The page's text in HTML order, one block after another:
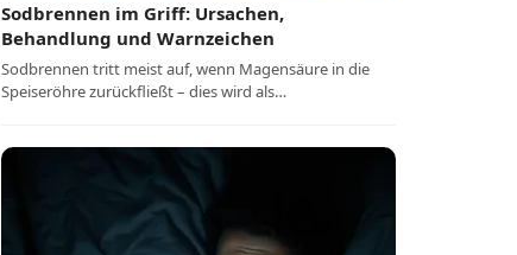
Sodbrennen im Griff: Ursachen,
Behandlung und Warnzeichen
Sodbrennen tritt meist auf, wenn Magensäure in die
Speiseröhre zurückfließt – dies wird als…